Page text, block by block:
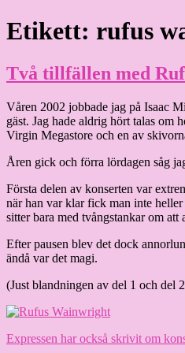
Hoppa
till
Granding.nu
Etikett: rufus
Två tillfällen med
Våren 2002 jobbade jag på Isaac
gäst. Jag hade aldrig hört talas om
Virgin Megastore och en av
Åren gick och förra lördagen såg
Första delen av konserten var
när han var klar fick man inte
sitter bara med tvångstankar om att
Efter pausen blev det dock
ändå var det magi.
(Just blandningen av del 1 och del
Expressen har också skrivit om